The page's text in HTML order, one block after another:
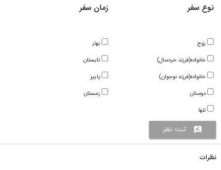
زمان سفر
بهار
تابستان
پاییز
زمستان
نوع سفر
زوج
خانواده(فرزند خردسال)
خانواده(فرزند نوجوان)
دوستان
تنها
rate_review ثبت نظر
نظرات